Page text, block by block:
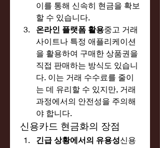
이를 통해 신속히 현금을 확보
할 수 있습니다.
온라인 플랫폼 활용중고 거래
사이트나 특정 애플리케이션
을 활용하여 구매한 상품권을
직접 판매하는 방식도 있습니
다. 이는 거래 수수료를 줄이
는 데 유리할 수 있지만, 거래
과정에서의 안전성을 주의해
야 합니다.
신용카드 현금화의 장점
긴급 상황에서의 유용성신용